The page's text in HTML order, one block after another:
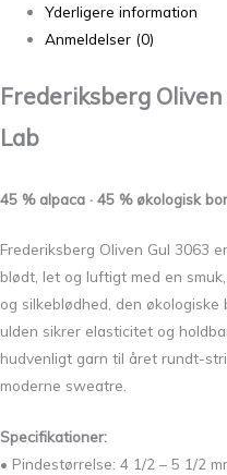
Yderligere information
Anmeldelser (0)
Frederiksberg
Lab
45 % alpaca · 45 % økologisk
Frederiksberg Oliven Gul 3063
blødt, let og luftigt med en
og silkeblødhed, den
ulden sikrer elasticitet og
hudvenligt garn til året rundt-
moderne sweatre.
Specifikationer:
• Pindestørrelse: 4 1/2 – 5 1/2